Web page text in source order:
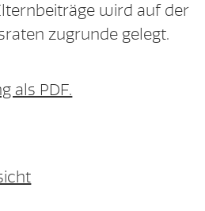
wird auf der
zugrunde gelegt.
als PDF.